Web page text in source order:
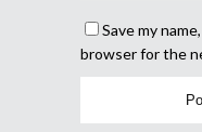
Save my
browser for the